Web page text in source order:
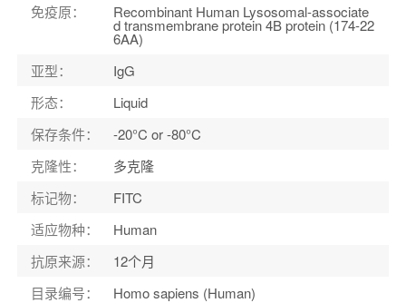
免疫原： Recombinant Human Lysosomal-associate
d transmembrane protein 4B protein (174-22
6AA)
亚型：
IgG
形态：
Liquid
保存条件：
-20°C or -80°C
克隆性：
多克隆
标记物：
FITC
适应物种：
Human
抗原来源：
12个月
目录编号：
Homo sapiens (Human)